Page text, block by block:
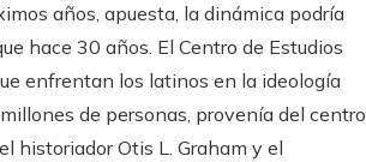
años, apuesta, la dinámica podría
hace 30 años. El Centro de Estudios
enfrentan los latinos en la ideología
de personas, provenía del centro
historiador Otis L. Graham y el